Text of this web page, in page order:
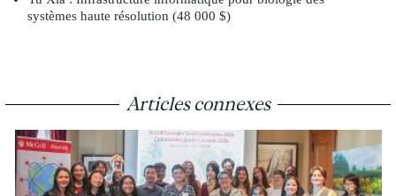
systèmes haute résolution (48 000 $)
Articles connexes